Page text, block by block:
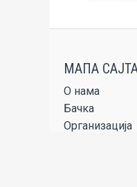
О нама
Бачка
Организација